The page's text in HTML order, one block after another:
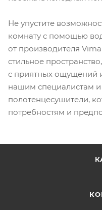
Не упустите
комнату с помощью
от производителя
стильное
с приятных ощущений
нашим специалистам
полотенцесушители,
потребностям и